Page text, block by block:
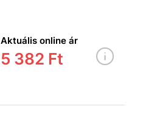
Aktuális online ár
5 382 Ft